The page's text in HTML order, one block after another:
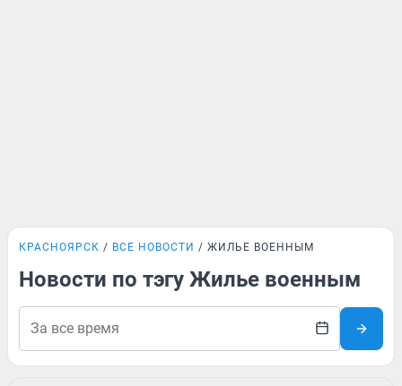
КРАСНОЯРСК ВСЕ НОВОСТИ ЖИЛЬЕ ВОЕННЫМ
Новости по тэгу Жилье военным